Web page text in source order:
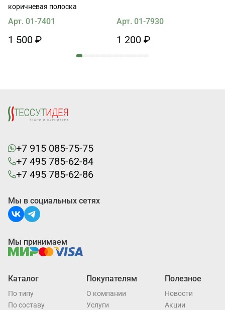
коричневая полоска
Арт. 01-7401
1 500 ₽
Арт. 01-7930
1 200 ₽
+7 915 085-75-75
+7 495 785-62-84
+7 495 785-62-86
Каталог
По типу
По составу
Покупателям
О компании
Услуги
Полезное
Новости
Акции
Мы в социальных сетях
Мы принимаем